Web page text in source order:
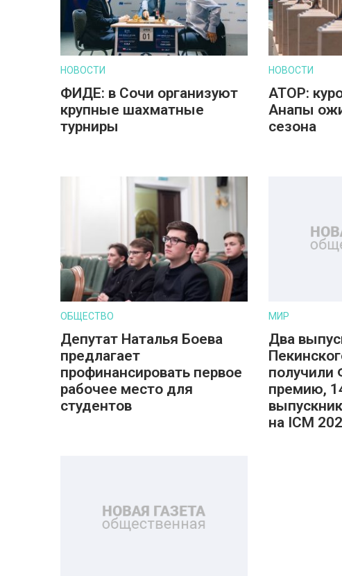
НОВОСТИ
ФИДЕ: в Сочи организуют
крупные шахматные
турниры
НОВОСТИ
АТОР:
Анапы
сезона
ОБЩЕСТВО
Депутат Наталья Боева
предлагает
профинансировать первое
рабочее место для
студентов
МИР
Два
получили
премию,
на ICM